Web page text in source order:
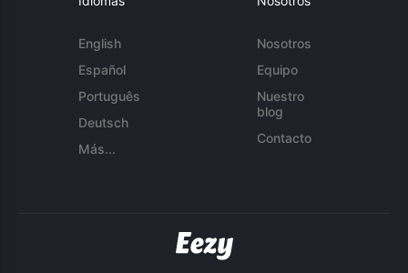
English
Español
Português
Deutsch
Más...
Nosotros
Equipo
Nuestro
blog
Contacto